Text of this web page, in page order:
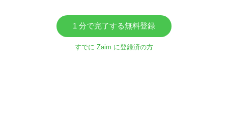
1 分で完了する無料登録
すでに Zaim に登録済の方